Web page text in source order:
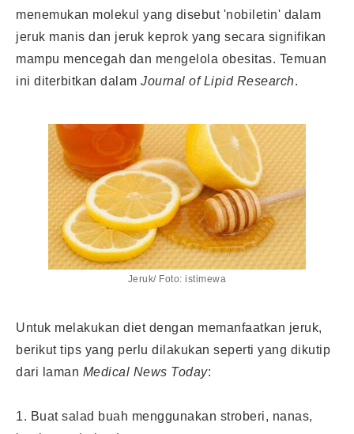
menemukan molekul yang disebut 'nobiletin' dalam
jeruk manis dan jeruk keprok yang secara signifikan
mampu mencegah dan mengelola obesitas. Temuan
ini diterbitkan dalam Journal of Lipid Research.
Jeruk/ Foto: istimewa
Untuk melakukan dietdengan memanfaatkan jeruk,
berikut tips yang perlu dilakukan seperti yang dikutip
dari laman Medical News Today:
1. Buat salad buah menggunakan stroberi, nanas,